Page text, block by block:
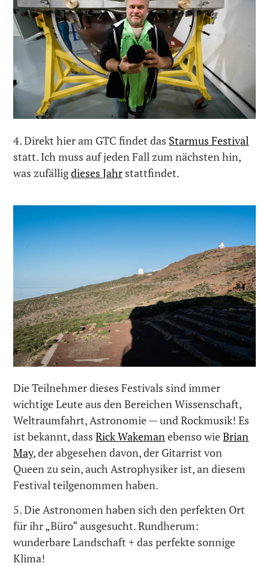
4. Direkt hier am GTC findet das Starmus Festival
statt. Ich muss auf jeden Fall zum nächsten hin,
was zufälligdieses Jahr stattfindet.
Die Teilnehmer dieses Festivals sind immer
wichtige Leute aus den Bereichen Wissenschaft,
Weltraumfahrt, Astronomie — und Rockmusik! Es
ist bekannt, dassRick Wakemanebenso wieBrian
May, der abgesehen davon, der Gitarrist von
Queen zu sein, auch Astrophysiker ist, an diesem
Festival teilgenommen haben.
5. Die Astronomen haben sich den perfekten Ort
für ihr „Büro“ ausgesucht. Rundherum:
wunderbare Landschaft + das perfekte sonnige
Klima!